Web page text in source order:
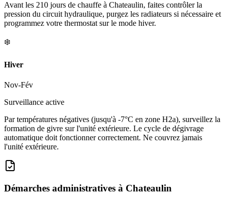
Avant les 210 jours de chauffe à Chateaulin, faites contrôler la
pression du circuit hydraulique, purgez les radiateurs si nécessaire et
programmez votre thermostat sur le mode hiver.
❄️
Hiver
Nov-Fév
Surveillance active
Par températures négatives (jusqu'à -7°C en zone H2a), surveillez la
formation de givre sur l'unité extérieure. Le cycle de dégivrage
automatique doit fonctionner correctement. Ne couvrez jamais
l'unité extérieure.
Démarches administratives à Chateaulin